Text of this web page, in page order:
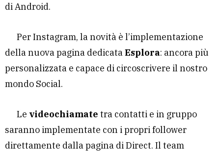
di Android.
Per Instagram, la novità è l’implementazione
della nuova pagina dedicataEsplora: ancora più
personalizzata e capace di circoscrivere il nostro
mondo Social.
Le videochiamate tra contatti e in gruppo
saranno implementate con i propri follower
direttamente dalla pagina di Direct. Il team